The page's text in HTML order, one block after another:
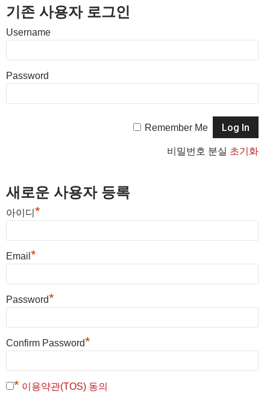
기존 사용자 로그인
Username
Password
Remember Me
비밀번호 분실 초기화
새로운 사용자 등록
아이디 *
Email *
Password*
Confirm Password*
* 이용약관(TOS) 동의